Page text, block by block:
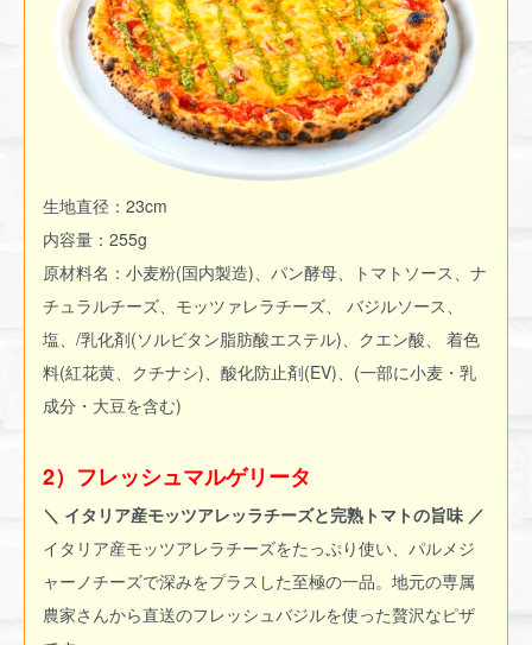
生地直径：23cm
内容量：255g
原材料名：小麦粉(国内製造)、パン酵母、トマトソース、ナ
チュラルチーズ、モッツァレラチーズ、 バジルソース、
塩、/乳化剤(ソルビタン脂肪酸エステル)、クエン酸、 着色
料(紅花黄、クチナシ)、酸化防止剤(EV)、(一部に小麦・乳
成分・大豆を含む)
2）フレッシュマルゲリータ
＼ イタリア産モッツアレッラチーズと完熟トマトの旨味 ／
イタリア産モッツアレラチーズをたっぷり使い、パルメジ
ャーノチーズで深みをプラスした至極の一品。地元の専属
農家さんから直送のフレッシュバジルを使った贅沢なピザ